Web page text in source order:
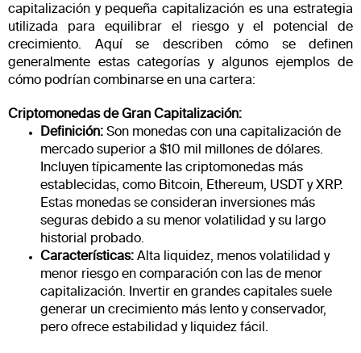
capitalización y pequeña capitalización es una estrategia
utilizada para equilibrar el riesgo y el potencial de
crecimiento. Aquí se describen cómo se definen
generalmente estas categorías y algunos ejemplos de
cómo podrían combinarse en una cartera:
Criptomonedas de Gran Capitalización:
Definición: Son monedas con una capitalización de
mercado superior a $10 mil millones de dólares.
Incluyen típicamente las criptomonedas más
establecidas, como Bitcoin, Ethereum, USDT y XRP.
Estas monedas se consideran inversiones más
seguras debido a su menor volatilidad y su largo
historial probado.
Características: Alta liquidez, menos volatilidad y
menor riesgo en comparación con las de menor
capitalización. Invertir en grandes capitales suele
generar un crecimiento más lento y conservador,
pero ofrece estabilidad y liquidez fácil.